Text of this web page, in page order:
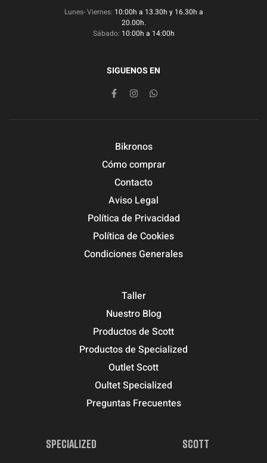
Lunes- Viernes: 10:00h a 13.30h y 16.30h a
20.00h.
Sábado: 10:00h a 14:00h
SIGUENOS EN
Bikronos
Cómo comprar
Contacto
Aviso Legal
Política de Privacidad
Política de Cookies
Condiciones Generales
Taller
Nuestro Blog
Productos de Scott
Productos de Specialized
Outlet Scott
Oultet Specialized
Preguntas Frecuentes
SPECIALIZED SCOTT